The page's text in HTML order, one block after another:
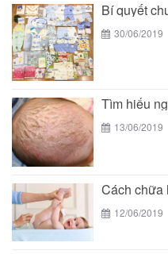
30/06/2019
13/06/2019
12/06/2019